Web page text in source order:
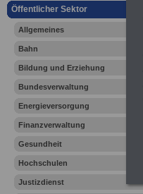
Öffentlicher Sektor
Allgemeines
Bahn
Bildung und Erziehung
Bundesverwaltung
Energieversorgung
Finanzverwaltung
Gesundheit
Hochschulen
Justizdienst